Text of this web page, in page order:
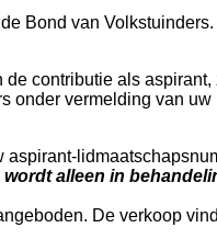
Bond van Volkstuinders.
contributie als
onder vermelding van
alleen in
De verkoop